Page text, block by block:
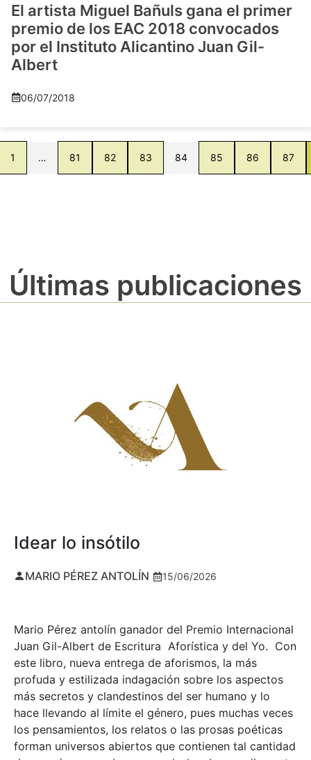
El artista Miguel Bañuls gana el primer
premio de los EAC 2018 convocados
por el Instituto Alicantino Juan Gil-
Albert
06/07/2018
1 … 81 82 83 84 85 86 87
Últimas publicaciones
Idear lo insótilo
MARIO PÉREZ ANTOLÍN 15/06/2026
Mario Pérez antolín ganador del Premio Internacional
Juan Gil-Albert de Escritura Aforística y del Yo. Con
este libro, nueva entrega de aforismos, la más
profuda y estilizada indagación sobre los aspectos
más secretos y clandestinos del ser humano y lo
hace llevando al límite el género, pues muchas veces
los pensamientos, los relatos o las prosas poéticas
forman universos abiertos que contienen tal cantidad